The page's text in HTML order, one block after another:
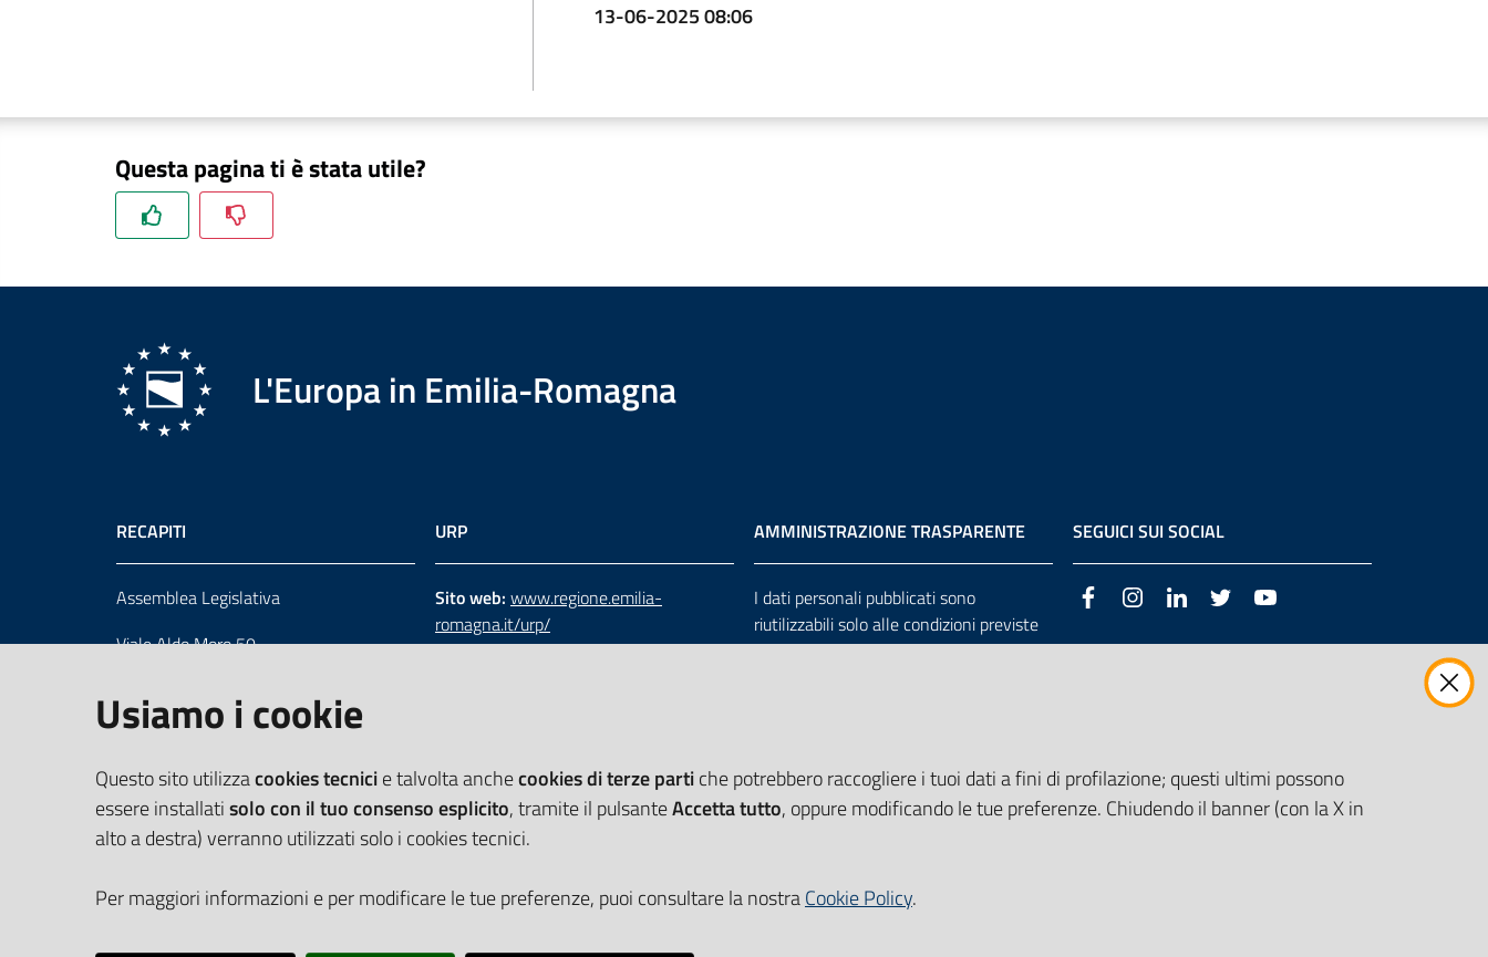
13-06-2025 08:06
Questa pagina ti è stata utile?
L'Europa in Emilia-Romagna
RECAPITI
Assemblea Legislativa
Viale Aldo Moro 50
Centralino 051 5275226
Cerca telefoni e indirizzi
URP
Sito web: www.regione.emilia-
romagna.it/urp/
Numero verde:800.66.22.00
AMMINISTRAZIONE TRASPARENTE
I dati personali pubblicati sono
riutilizzabili solo alle condizioni previste
dalla direttiva comunitaria 2003/98/CE
SEGUICI SUI SOCIAL
FacebookInstagramLinkedIn Twitter
Usiamo i cookie
Questo sito utilizzacookies tecnicie talvolta anchecookies di terze partiche potrebbero raccogliere i tuoi dati a fini di profilazione; questi ultimi possono
essere installatisolo con il tuo consenso esplicito, tramite il pulsanteAccetta tutto, oppure modificando le tue preferenze. Chiudendo il banner (con la X in
alto a destra) verranno utilizzati solo i cookies tecnici.
Per maggiori informazioni e per modificare le tue preferenze, puoi consultare la nostraCookie Policy.